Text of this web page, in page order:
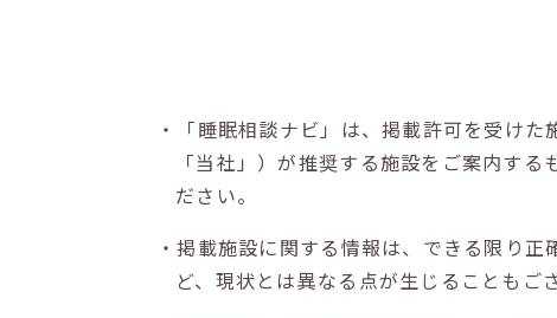
・「睡眠相談ナビ」は、掲載許可を受け
「当社」）が推奨する施設をご案内す
ださい。
・掲載施設に関する情報は、できる限り
ど、現状とは異なる点が生じることもご